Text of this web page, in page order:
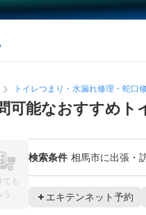
トイレつまり・水漏れ修理・蛇口
可能なおすすめト
検索条件 相馬市に出張・
エキテンネット予約
ても
う